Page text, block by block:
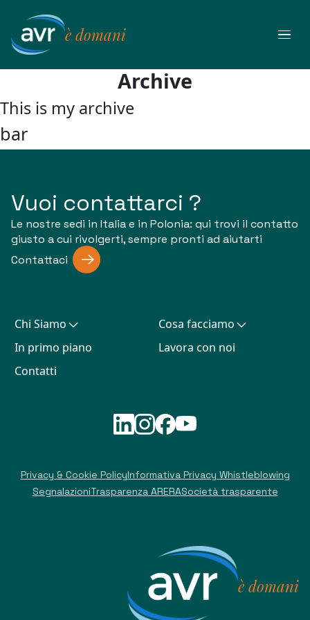
contenuto
è domani
Archive
This is my archive
bar
Vuoi contattarci ?
Le nostre sedi in Italia e in Polonia: qui trovi il contatto
giusto a cui rivolgerti, sempre pronti ad aiutarti
Contattaci
Chi Siamo
In primo piano
Contatti
Cosa facciamo
Lavora con noi
Privacy & Cookie PolicyInformativa Privacy Whistleblowing
SegnalazioniTrasparenza ARERASocietà trasparente
è domani